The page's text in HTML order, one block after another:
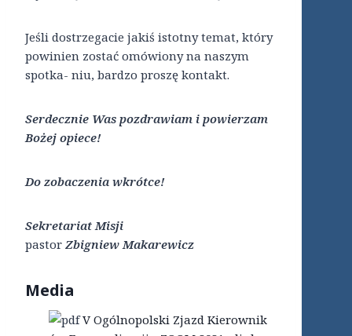
Jeśli dostrzegacie jakiś istotny temat, który
powinien zostać omówiony na naszym
spotka- niu, bardzo proszę kontakt.
Serdecznie Was pozdrawiam i powierzam
Bożej opiece!
Do zobaczenia wkrótce!
Sekretariat Misji
pastor Zbigniew Makarewicz
Media
V Ogólnopolski Zjazd Kierownik